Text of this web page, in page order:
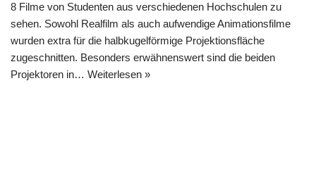
8 Filme von Studenten aus verschiedenen Hochschulen zu
sehen. Sowohl Realfilm als auch aufwendige Animationsfilme
wurden extra für die halbkugelförmige Projektionsfläche
zugeschnitten. Besonders erwähnenswert sind die beiden
Projektoren in… Weiterlesen »